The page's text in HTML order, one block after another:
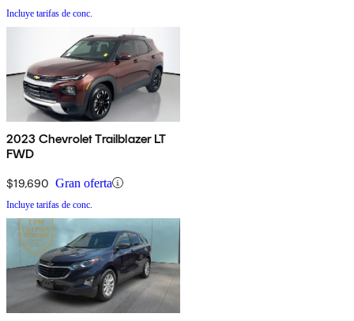
Incluye tarifas de conc.
2023 Chevrolet Trailblazer LT
FWD
$19,690 Gran oferta
Incluye tarifas de conc.